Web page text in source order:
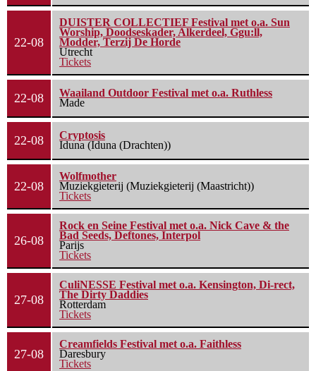
22-08
DUISTER COLLECTIEF Festival met o.a. Sun
Worship, Doodseskader, Alkerdeel, Ggu:ll,
Modder, Terzij De Horde
Utrecht
Tickets
22-08
Waailand Outdoor Festival met o.a. Ruthless
Made
22-08
Cryptosis
Iduna (Iduna (Drachten))
22-08
Wolfmother
Muziekgieterij (Muziekgieterij (Maastricht))
Tickets
26-08
Rock en Seine Festival met o.a. Nick Cave & the
Bad Seeds, Deftones, Interpol
Parijs
Tickets
27-08
CuliNESSE Festival met o.a. Kensington, Di-rect,
The Dirty Daddies
Rotterdam
Tickets
27-08
Creamfields Festival met o.a. Faithless
Daresbury
Tickets